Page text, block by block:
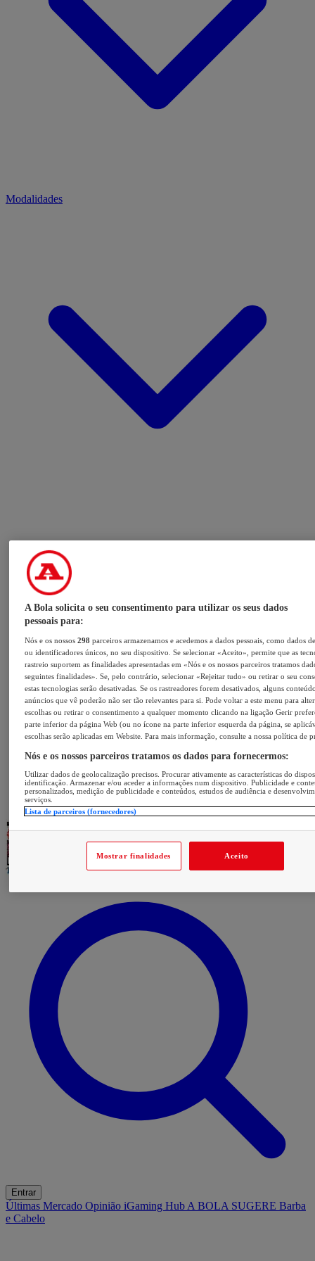
Modalidades
Entrar
Últimas Mercado Opinião iGaming Hub A BOLA SUGERE Barba
e Cabelo
A Bola solicita o seu consentimento para utilizar os seus dados
pessoais para:
Nós e os nossos298 parceiros armazenamos e acedemos a dados pessoais, como dados
ou identificadores únicos, no seu dispositivo. Se selecionar «Aceito», permite que as
rastreio suportem as finalidades apresentadas em «Nós e os nossos parceiros tratamos
seguintes finalidades». Se, pelo contrário, selecionar «Rejeitar tudo» ou retirar o seu
estas tecnologias serão desativadas. Se os rastreadores forem desativados, alguns
anúncios que vê poderão não ser tão relevantes para si. Pode voltar a este menu para
escolhas ou retirar o consentimento a qualquer momento clicando na ligação Gerir
parte inferior da página Web (ou no ícone na parte inferior esquerda da página, se
escolhas serão aplicadas em Website. Para mais informação, consulte a nossa política de
Nós e os nossos parceiros tratamos os dados para fornecermos:
Utilizar dados de geolocalização precisos. Procurar ativamente as características do
identificação. Armazenar e/ou aceder a informações num dispositivo. Publicidade e
personalizados, medição de publicidade e conteúdos, estudos de audiência e
serviços.
Lista de parceiros (fornecedores)
Mostrar finalidades Aceito